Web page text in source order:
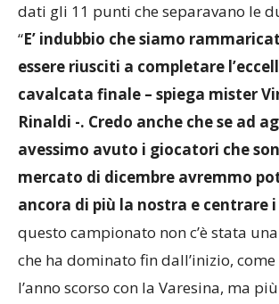
dati gli 11 punti che separavano le
“E’ indubbio che siamo
essere riusciti a completare
cavalcata finale – spiega mister
Rinaldi -. Credo anche che se ad
avessimo avuto i giocatori che
mercato di dicembre avremmo
ancora di più la nostra e centrare
questo campionato non c’è stata
che ha dominato fin dall’inizio,
l’anno scorso con la Varesina, ma